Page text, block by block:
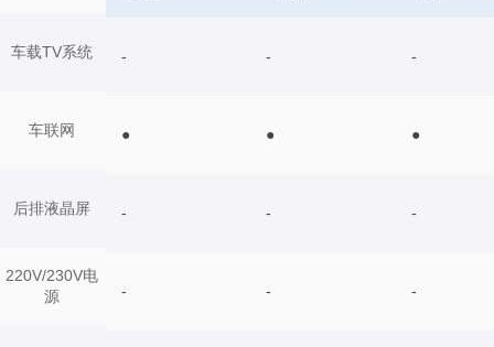
车载TV系统
车联网
后排液晶屏
220V/230V电
源
- - -
● ● ●
- - -
- - -